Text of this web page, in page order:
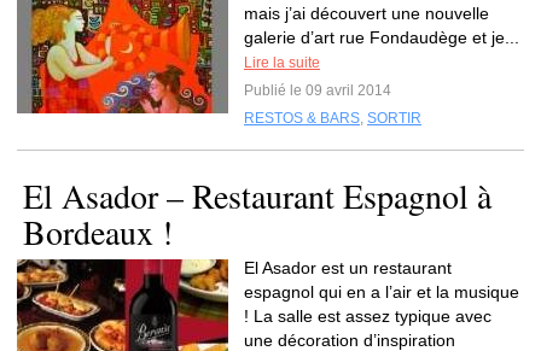
mais j’ai découvert une nouvelle
galerie d’art rue Fondaudège et je...
Lire la suite
Publié le 09 avril 2014
RESTOS & BARS, SORTIR
El Asador – Restaurant Espagnol à
Bordeaux !
El Asador est un restaurant
espagnol qui en a l’air et la musique
! La salle est assez typique avec
une décoration d’inspiration